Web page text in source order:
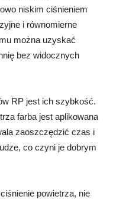
niskim ciśnieniem
i równomierne
można uzyskać
bez widocznych
RP jest ich szybkość.
farba jest aplikowana
zaoszczędzić czas i
co czyni je dobrym
powietrza, nie